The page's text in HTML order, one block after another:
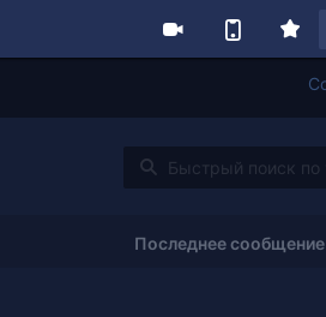
Последнее сообщение